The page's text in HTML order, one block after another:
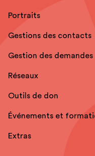
Portraits
Gestions des contacts
Gestion des demandes
Réseaux
Outils de don
Événements et
Extras